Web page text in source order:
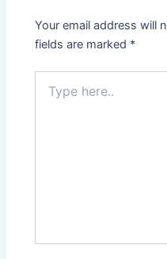
Your email address will
fields are marked *
here..